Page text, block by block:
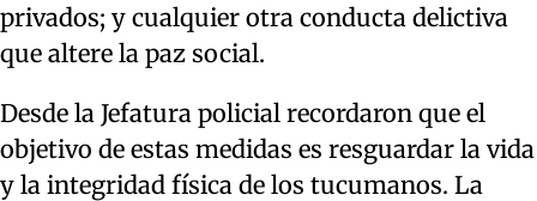
privados; y cualquier otra conducta delictiva
que altere la paz social.
Desde la Jefatura policial recordaron que el
objetivo de estas medidas es resguardar la vida
y la integridad física de los tucumanos. La